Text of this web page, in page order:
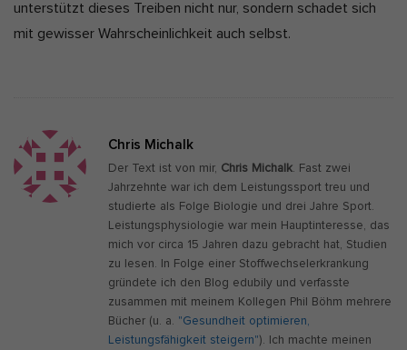
unterstützt dieses Treiben nicht nur, sondern schadet sich
mit gewisser Wahrscheinlichkeit auch selbst.
Chris Michalk
Der Text ist von mir, Chris Michalk. Fast zwei
Jahrzehnte war ich dem Leistungssport treu und
studierte als Folge Biologie und drei Jahre Sport.
Leistungsphysiologie war mein Hauptinteresse, das
mich vor circa 15 Jahren dazu gebracht hat, Studien
zu lesen. In Folge einer Stoffwechselerkrankung
gründete ich den Blog edubily und verfasste
zusammen mit meinem Kollegen Phil Böhm mehrere
Bücher (u. a. "Gesundheit optimieren,
Leistungsfähigkeit steigern"). Ich machte meinen